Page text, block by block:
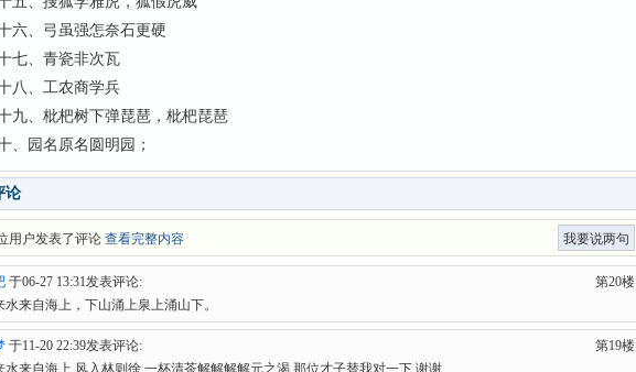
、弓虽强怎奈石更硬
、青瓷非次瓦
、工农商学兵
、枇杷树下弹琵琶，枇杷琵琶
园名原名圆明园；
论
用户发表了评论 查看完整内容 我要说两句
于06-27 13:31发表评论:
第20楼
水来自海上，下山涌上泉上涌山下。
于11-20 22:39发表评论:
第19楼
水来自海上 风入林则徐 一杯清茶解解解解元之渴 那位才子替我对一下 谢谢